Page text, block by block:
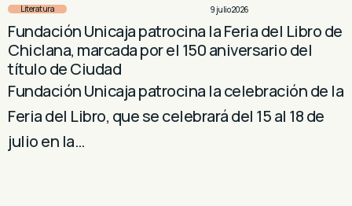
Literatura 9 julio 2026
Fundación Unicaja patrocina la Feria del Libro de
Chiclana, marcada por el 150 aniversario del
título de Ciudad
Fundación Unicaja patrocina la celebración de la
Feria del Libro, que se celebrará del 15 al 18 de
julio en la…